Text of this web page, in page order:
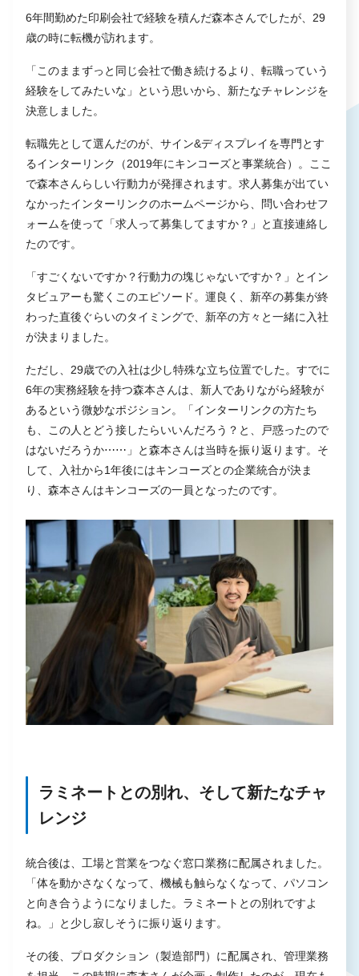
6年間勤めた印刷会社で経験を積んだ森本さんでしたが、29
歳の時に転機が訪れます。
「このままずっと同じ会社で働き続けるより、転職っていう
経験をしてみたいな」という思いから、新たなチャレンジを
決意しました。
転職先として選んだのが、サイン&ディスプレイを専門とす
るインターリンク（2019年にキンコーズと事業統合）。ここ
で森本さんらしい行動力が発揮されます。求人募集が出てい
なかったインターリンクのホームページから、問い合わせフ
ォームを使って「求人って募集してますか？」と直接連絡し
たのです。
「すごくないですか？行動力の塊じゃないですか？」とイン
タビュアーも驚くこのエピソード。運良く、新卒の募集が終
わった直後ぐらいのタイミングで、新卒の方々と一緒に入社
が決まりました。
ただし、29歳での入社は少し特殊な立ち位置でした。すでに
6年の実務経験を持つ森本さんは、新人でありながら経験が
あるという微妙なポジション。「インターリンクの方たち
も、この人とどう接したらいいんだろう？と、戸惑ったので
はないだろうか⋯⋯」と森本さんは当時を振り返ります。そ
して、入社から1年後にはキンコーズとの企業統合が決ま
り、森本さんはキンコーズの一員となったのです。
ラミネートとの別れ、そして新たなチャ
レンジ
統合後は、工場と営業をつなぐ窓口業務に配属されました。
「体を動かさなくなって、機械も触らなくなって、パソコン
と向き合うようになりました。ラミネートとの別れですよ
ね。」と少し寂しそうに振り返ります。
その後、プロダクション（製造部門）に配属され、管理業務